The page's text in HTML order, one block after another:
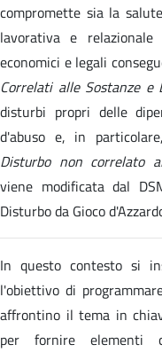
compromette sia la
lavorativa e relazionale
economici e legali
Correlati alle Sostanze e
disturbi propri delle
d'abuso e, in
Disturbo non correlato
viene modificata dal
Disturbo da Gioco
In questo contesto si
l'obiettivo di
affrontino il tema in
per fornire elementi